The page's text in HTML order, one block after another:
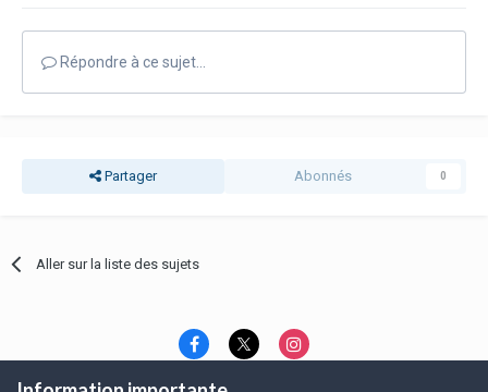
Répondre à ce sujet…
Partager Abonnés 0
Aller sur la liste des sujets